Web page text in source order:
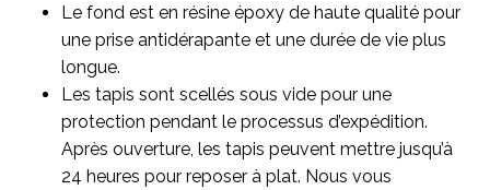
Le fond est en résine époxy de haute qualité pour
une prise antidérapante et une durée de vie plus
longue.
Les tapis sont scellés sous vide pour une
protection pendant le processus d’expédition.
Après ouverture, les tapis peuvent mettre jusqu’à
24 heures pour reposer à plat. Nous vous